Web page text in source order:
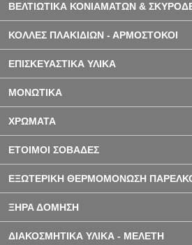
ΒΕΛΤΙΩΤΙΚΑ ΚΟΝΙΑΜΑΤΩΝ &
ΚΟΛΛΕΣ ΠΛΑΚΙΔΙΩΝ - ΑΡΜΟΣΤΟΚΟΙ
ΕΠΙΣΚΕΥΑΣΤΙΚΑ ΥΛΙΚΑ
ΜΟΝΩΤΙΚΑ
ΧΡΩΜΑΤΑ
ΕΤΟΙΜΟΙ ΣΟΒΑΔΕΣ
ΕΞΩΤΕΡΙΚΗ ΘΕΡΜΟΜΟΝΩΣΗ
ΞΗΡΑ ΔΟΜΗΣΗ
ΔΙΑΚΟΣΜΗΤΙΚΑ ΥΛΙΚΑ - ΜΕΛΕΤΗ